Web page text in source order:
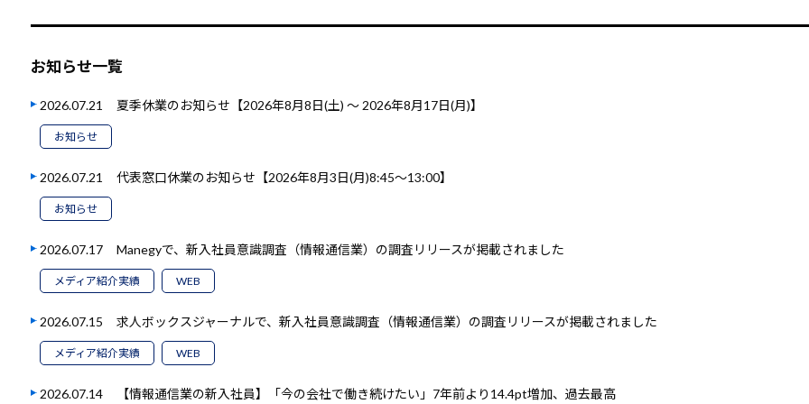
お知らせ一覧
2026.07.21 夏季休業のお知らせ【2026年8月8日(土) ～ 2026年8月17日(月)】
お知らせ
2026.07.21 代表窓口休業のお知らせ【2026年8月3日(月)8:45～13:00】
お知らせ
2026.07.17 Manegyで、新入社員意識調査（情報通信業）の調査リリースが掲載されました
メディア紹介実績 WEB
2026.07.15 求人ボックスジャーナルで、新入社員意識調査（情報通信業）の調査リリースが掲載されました
メディア紹介実績 WEB
2026.07.14 【情報通信業の新入社員】「今の会社で働き続けたい」7年前より14.4pt増加、過去最高